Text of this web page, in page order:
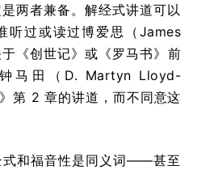
两者兼备。解经式讲道可以
听过或读过博爱思（James
《创世记》或《罗马书》前
马田（D. Martyn Lloyd-
第 2 章的讲道，而不同意这
式和福音性是同义词——甚至